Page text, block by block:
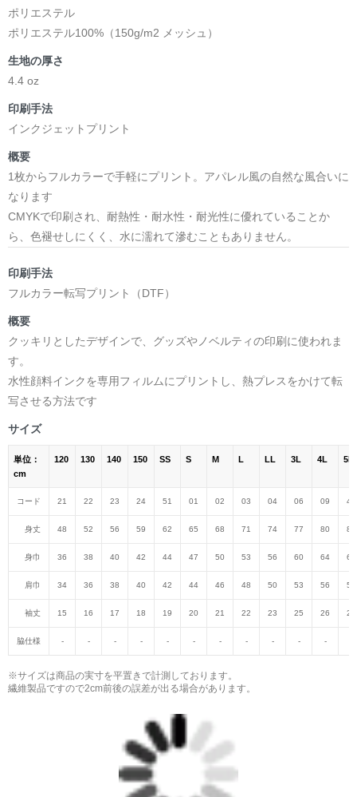
ポリエステル
ポリエステル100%（150g/m2 メッシュ）
生地の厚さ
4.4 oz
印刷手法
インクジェットプリント
概要
1枚からフルカラーで手軽にプリント。アパレル風の自然な風合いに
なります
CMYKで印刷され、耐熱性・耐水性・耐光性に優れていることか
ら、色褪せしにくく、水に濡れて滲むこともありません。
印刷手法
フルカラー転写プリント（DTF）
概要
クッキリとしたデザインで、グッズやノベルティの印刷に使われま
す。
水性顔料インクを専用フィルムにプリントし、熱プレスをかけて転
写させる方法です
サイズ
単位：
cm
120 130 140 150 SS S M L LL 3L 4L 5L
コード 21 22 23 24 51 01 02 03 04 06 09 47
身丈 48 52 56 59 62 65 68 71 74 77 80 82
身巾 36 38 40 42 44 47 50 53 56 60 64 68
肩巾 34 36 38 40 42 44 46 48 50 53 56 59
袖丈 15 16 17 18 19 20 21 22 23 25 26 27
脇仕様 - - - - - - - - - - -
※サイズは商品の実寸を平置きで計測しております。
繊維製品ですので2cm前後の誤差が出る場合があります。